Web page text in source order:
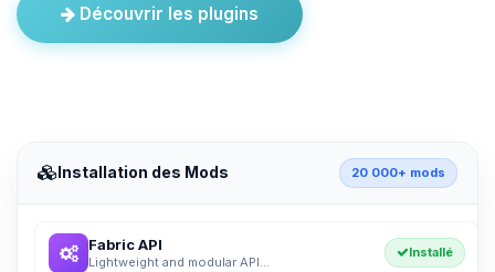
Découvrir les plugins
Installation des Mods 20 000+ mods
Fabric API
Lightweight and modular API...
Installé